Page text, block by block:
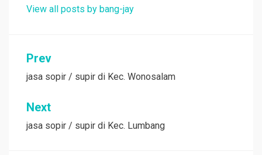
View all posts by bang-jay
Post
navigation
Prev
jasa sopir / supir di Kec. Wonosalam
Next
jasa sopir / supir di Kec. Lumbang